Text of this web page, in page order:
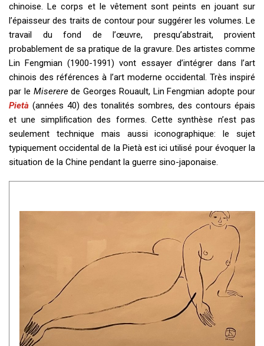
chinoise. Le corps et le vêtement sont peints en jouant sur
l’épaisseur des traits de contour pour suggérer les volumes. Le
travail du fond de l’œuvre, presqu’abstrait, provient
probablement de sa pratique de la gravure. Des artistes comme
Lin Fengmian (1900-1991) vont essayer d’intégrer dans l’art
chinois des références à l’art moderne occidental. Très inspiré
par le Misererede Georges Rouault, Lin Fengmian adopte pour
Pietà (années 40) des tonalités sombres, des contours épais
et une simplification des formes. Cette synthèse n’est pas
seulement technique mais aussi iconographique: le sujet
typiquement occidental de la Pietà est ici utilisé pour évoquer la
situation de la Chine pendant la guerre sino-japonaise.